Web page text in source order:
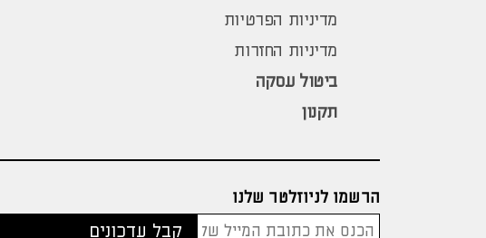
מדיניות הפרטיות
מדיניות החזרות
ביטול עסקה
תקנון
הרשמו לניוזלטר שלנו